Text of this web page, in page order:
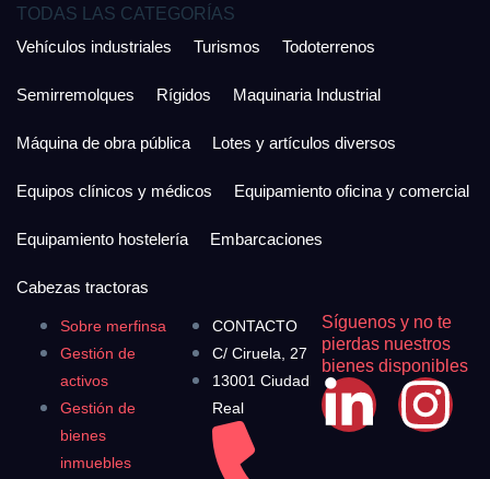
Sobre merfinsa
Gestión de
activos
Gestión de
bienes
inmuebles
CONTACTO
C/ Ciruela, 27
13001 Ciudad
Real
Síguenos y no te
pierdas nuestros
bienes disponibles
TODAS LAS CATEGORÍAS
Vehículos industriales
Turismos Todoterrenos
Semirremolques Rígidos Maquinaria Industrial
Máquina de obra pública Lotes y artículos diversos
Equipos clínicos y médicos Equipamiento oficina y comercial
Equipamiento hostelería Embarcaciones
Cabezas tractoras